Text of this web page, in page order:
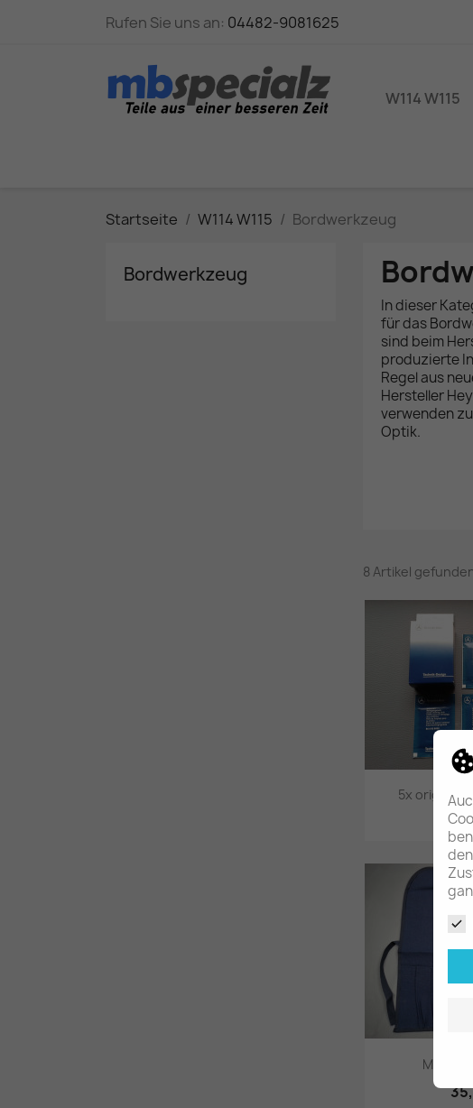
Rufen Sie uns an: 04482-9081625
W114 W115
Startseite W114 W115 Bordwerkzeug
Bordwerkzeug
In dieser
für das
sind beim
produzierte
Regel aus
Hersteller
verwenden
Optik.
8 Artikel

5x orig.